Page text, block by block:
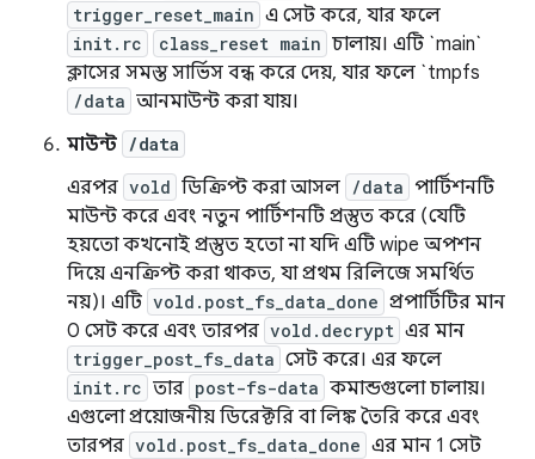
trigger_reset_main এ সেট করে, যার ফলে
init.rc class_reset main চালায়। এটি `main`
ক্লাসের সমস্ত সার্ভিস বন্ধ করে দেয়, যার ফলে `tmpfs
/data আনমাউন্ট করা যায়।
মাউন্ট /data
এরপর vold ডিক্রিপ্ট করা আসল /data পার্টিশনটি
মাউন্ট করে এবং নতুন পার্টিশনটি প্রস্তুত করে (যেটি
হয়তো কখনোই প্রস্তুত হতো না যদি এটি wipe অপশন
দিয়ে এনক্রিপ্ট করা থাকত, যা প্রথম রিলিজে সমর্থিত
নয়)। এটি vold.post_fs_data_done প্রপার্টিটির মান
0 সেট করে এবং তারপর vold.decrypt এর মান
trigger_post_fs_data সেট করে। এর ফলে
init.rc তার post-fs-data কমান্ডগুলো চালায়।
এগুলো প্রয়োজনীয় ডিরেক্টরি বা লিঙ্ক তৈরি করে এবং
তারপর vold.post_fs_data_done এর মান 1 সেট